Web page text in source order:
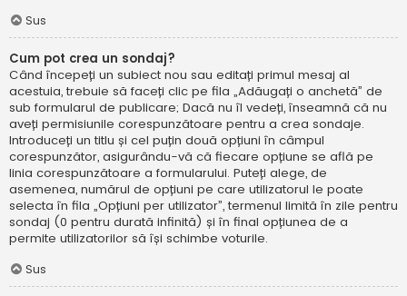
Sus
Cum pot crea un sondaj?
Când începeți un subiect nou sau editați primul mesaj al
acestuia, trebuie să faceți clic pe fila „Adăugați o anchetă” de
sub formularul de publicare; Dacă nu îl vedeți, înseamnă că nu
aveți permisiunile corespunzătoare pentru a crea sondaje.
Introduceți un titlu și cel puțin două opțiuni în câmpul
corespunzător, asigurându-vă că fiecare opțiune se află pe
linia corespunzătoare a formularului. Puteți alege, de
asemenea, numărul de opțiuni pe care utilizatorul le poate
selecta în fila „Opțiuni per utilizator”, termenul limită în zile pentru
sondaj (0 pentru durată infinită) și în final opțiunea de a
permite utilizatorilor să își schimbe voturile.
Sus